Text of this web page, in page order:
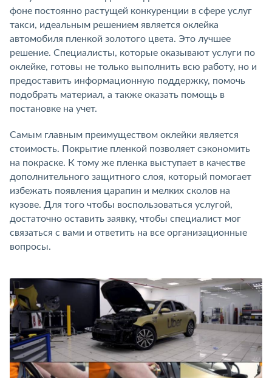
фоне постоянно растущей конкуренции в сфере услуг
такси, идеальным решением является оклейка
автомобиля пленкой золотого цвета. Это лучшее
решение. Специалисты, которые оказывают услуги по
оклейке, готовы не только выполнить всю работу, но и
предоставить информационную поддержку, помочь
подобрать материал, а также оказать помощь в
постановке на учет.
Самым главным преимуществом оклейки является
стоимость. Покрытие пленкой позволяет сэкономить
на покраске. К тому же пленка выступает в качестве
дополнительного защитного слоя, который помогает
избежать появления царапин и мелких сколов на
кузове. Для того чтобы воспользоваться услугой,
достаточно оставить заявку, чтобы специалист мог
связаться с вами и ответить на все организационные
вопросы.